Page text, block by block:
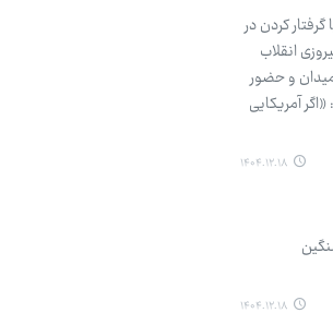
کردن در
انقلاب
و حضور
آمریکایی
۱۴۰۴.۱۲.۱۸
۱۴۰۴.۱۲.۱۸